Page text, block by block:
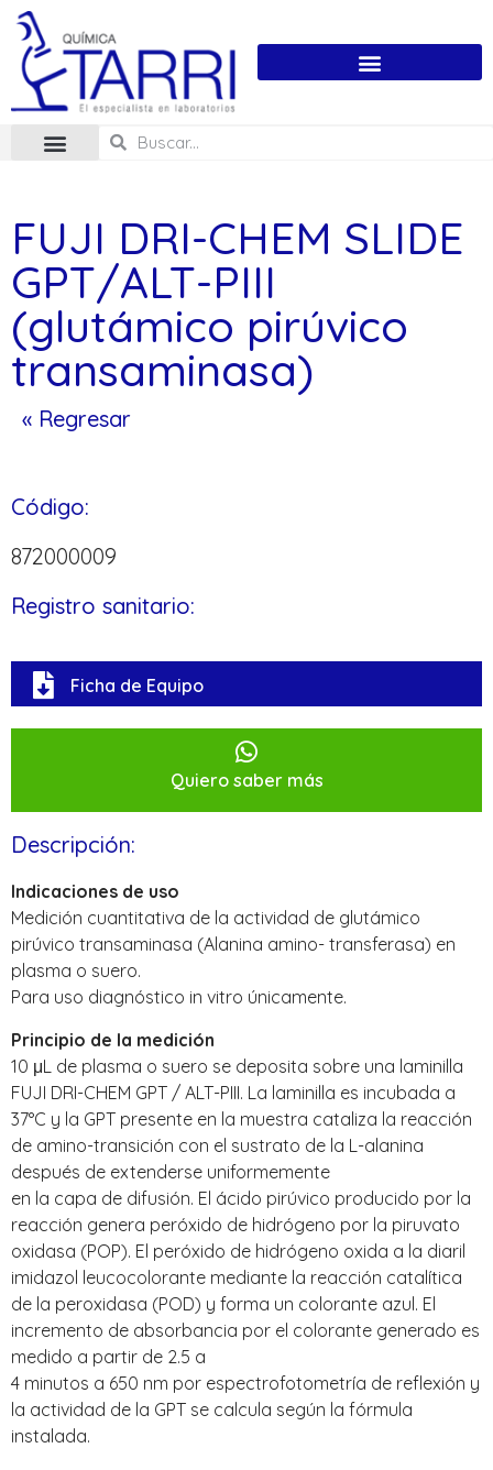
FUJI DRI-CHEM SLIDE
GPT/ALT-PIII
(glutámico pirúvico
transaminasa)
« Regresar
Código:
872000009
Registro sanitario:
Ficha de Equipo
Quiero saber más
Descripción:
Indicaciones de uso
Medición cuantitativa de la actividad de glutámico
pirúvico transaminasa (Alanina amino- transferasa) en
plasma o suero.
Para uso diagnóstico in vitro únicamente.
Principio de la medición
10 μL de plasma o suero se deposita sobre una laminilla
FUJI DRI-CHEM GPT / ALT-PIII. La laminilla es incubada a
37°C y la GPT presente en la muestra cataliza la reacción
de amino-transición con el sustrato de la L-alanina
después de extenderse uniformemente
en la capa de difusión. El ácido pirúvico producido por la
reacción genera peróxido de hidrógeno por la piruvato
oxidasa (POP). El peróxido de hidrógeno oxida a la diaril
imidazol leucocolorante mediante la reacción catalítica
de la peroxidasa (POD) y forma un colorante azul. El
incremento de absorbancia por el colorante generado es
medido a partir de 2.5 a
4 minutos a 650 nm por espectrofotometría de reflexión y
la actividad de la GPT se calcula según la fórmula
instalada.